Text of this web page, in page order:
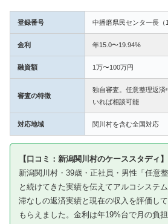
登録番号 中播磨県民センター長（
金利 年15.0〜19.94%
融資額 1万〜100万円
審査の特徴
独自審査。任意整理返済
いれば相談可能
対応地域 関川村を含む全国対応
【口コミ：新潟関川村のケーススタディ】
新潟関川村・39歳・正社員・男性「任意
と続けてきた実績を伝えてアルコシステ
滞なしの返済実績と現在の収入を評価し
もらえました。金利は年19%台で月の負